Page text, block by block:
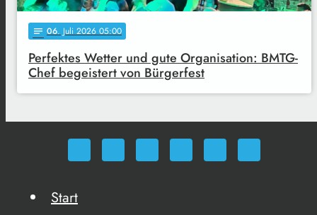
notes 06. Juli 2026 05:00
Perfektes Wetter und gute Organisation: BMTG-
Chef begeistert von Bürgerfest
Start